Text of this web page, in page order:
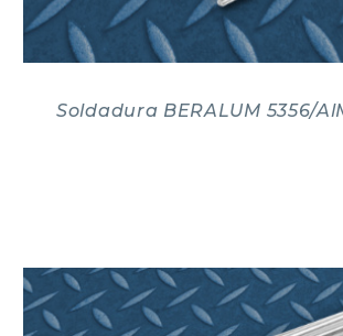
Soldadura BERALUM 5356/